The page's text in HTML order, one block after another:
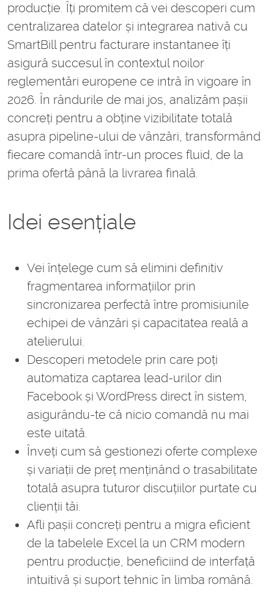
producție. Îți promitem că vei descoperi cum
centralizarea datelor și integrarea nativă cu
SmartBill pentru facturare instantanee îți
asigură succesul în contextul noilor
reglementări europene ce intră în vigoare în
2026. În rândurile de mai jos, analizăm pașii
concreți pentru a obține vizibilitate totală
asupra pipeline-ului de vânzări, transformând
fiecare comandă într-un proces fluid, de la
prima ofertă până la livrarea finală.
Idei esențiale
Vei înțelege cum să elimini definitiv
fragmentarea informațiilor prin
sincronizarea perfectă între promisiunile
echipei de vânzări și capacitatea reală a
atelierului.
Descoperi metodele prin care poți
automatiza captarea lead-urilor din
Facebook și WordPress direct în sistem,
asigurându-te că nicio comandă nu mai
este uitată.
Înveți cum să gestionezi oferte complexe
și variații de preț menținând o trasabilitate
totală asupra tuturor discuțiilor purtate cu
clienții tăi.
Afli pașii concreți pentru a migra eficient
de la tabelele Excel la un CRM modern
pentru producție, beneficiind de interfață
intuitivă și suport tehnic în limba română.